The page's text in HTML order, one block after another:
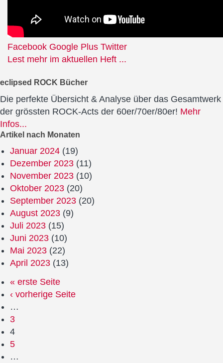
Facebook Google Plus Twitter
Lest mehr im aktuellen Heft ...
eclipsed ROCK Bücher
Die perfekte Übersicht & Analyse über das Gesamtwerk
der grössten ROCK-Acts der 60er/70er/80er! Mehr
Infos...
Artikel nach Monaten
Januar 2024 (19)
Dezember 2023 (11)
November 2023 (10)
Oktober 2023 (20)
September 2023 (20)
August 2023 (9)
Juli 2023 (15)
Juni 2023 (10)
Mai 2023 (22)
April 2023 (13)
« erste Seite
‹ vorherige Seite
…
3
4
5
…